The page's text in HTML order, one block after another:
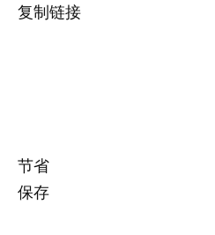
复制链接
节省
保存